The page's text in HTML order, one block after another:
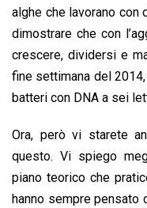
alghe che lavorano con
dimostrare che con
crescere, dividersi e
fine settimana del
batteri con DNA a sei
Ora, però vi starete
questo. Vi spiego
piano teorico che
hanno sempre pensato